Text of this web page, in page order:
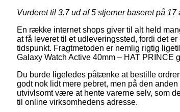
Vurderet til 3.7ud af 5 stjerner baseret på 17
En række internet shops giver til alt held
at få leveret til et udleveringssted, fordi det
tidspunkt. Fragtmetoden er nemlig rigtig
Galaxy Watch Active 40mm – HAT PRINCE
Du burde ligeledes påtænke at bestille
godt nok lidt mere pebret, men på den
utvivlsomt være at hente varerne selv, som
til online virksomhedens adresse.